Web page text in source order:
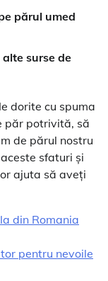
părul umed
surse de
dorite cu spuma
păr potrivită, să
de părul nostru
sfaturi și
ajuta să aveți
din Romania
pentru nevoile